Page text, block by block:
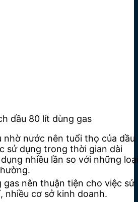
dầu 80 lít dùng gas
nhờ nước nên tuổi thọ của dầu
sử dụng trong thời gian dài
nhiều lần so với những loại
gas nên thuận tiện cho việc sử
nhiều cơ sở kinh doanh.